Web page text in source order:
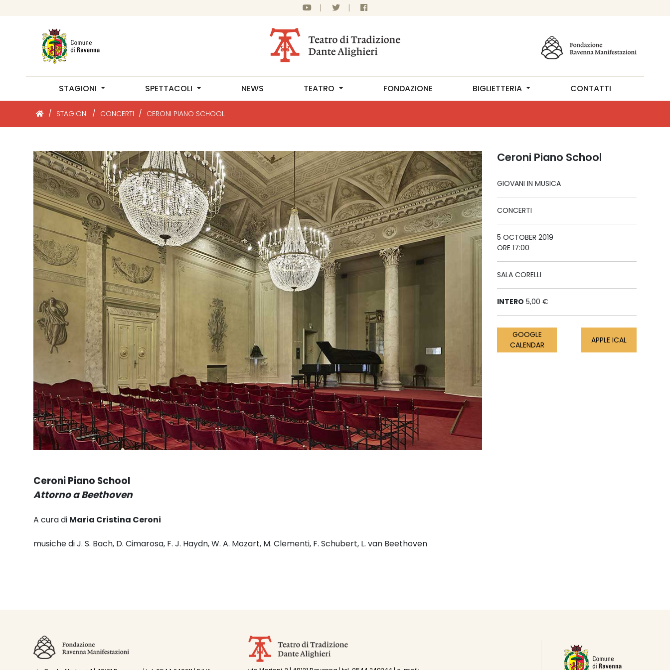
| |
STAGIONI SPETTACOLI NEWS TEATRO FONDAZIONE BIGLIETTERIA CONTATTI
/ STAGIONI / CONCERTI / CERONI PIANO SCHOOL
Ceroni Piano School
Attorno a Beethoven
A cura di Maria Cristina Ceroni
musiche di J. S. Bach, D. Cimarosa, F. J. Haydn, W. A. Mozart, M. Clementi, F. Schubert, L. van Beethoven
Ceroni Piano School
GIOVANI IN MUSICA
CONCERTI
5 OCTOBER 2019
ORE 17:00
SALA CORELLI
INTERO 5,00 €
GOOGLE
CALENDAR
APPLE ICAL